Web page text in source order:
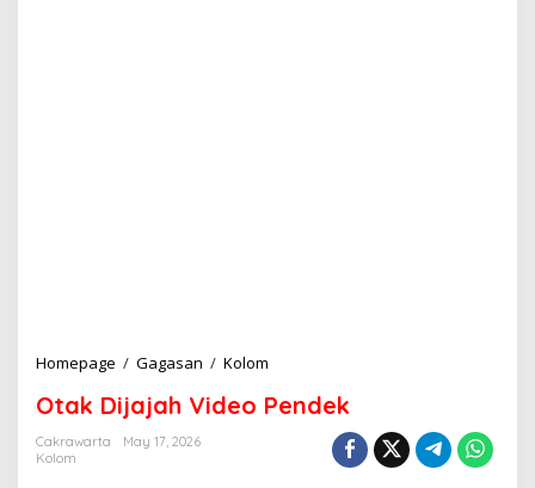
Homepage / Gagasan / Kolom
a
Otak Dijajah Video Pendek
Cakrawarta
May 17, 2026
Kolom